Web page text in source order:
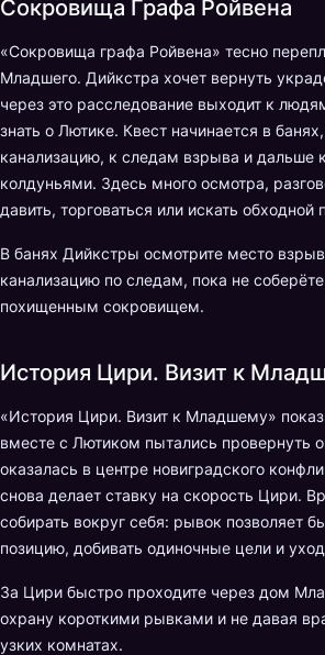
Сокровища Графа Ройвена
«Сокровища графа Ройвена» тесно
Младшего. Дийкстра хочет вернуть
через это расследование выходит к
знать о Лютике. Квест начинается в
канализацию, к следам взрыва и дальше
колдуньями. Здесь много осмотра,
давить, торговаться или искать обходной
В банях Дийкстры осмотрите место
канализацию по следам, пока не
похищенным сокровищем.
История Цири. Визит к
«История Цири. Визит к Младшему»
вместе с Лютиком пытались провернуть
оказалась в центре новиградского
снова делает ставку на скорость Цири.
собирать вокруг себя: рывок позволяет
позицию, добивать одиночные цели и
За Цири быстро проходите через дом
охрану короткими рывками и не давая
узких комнатах.